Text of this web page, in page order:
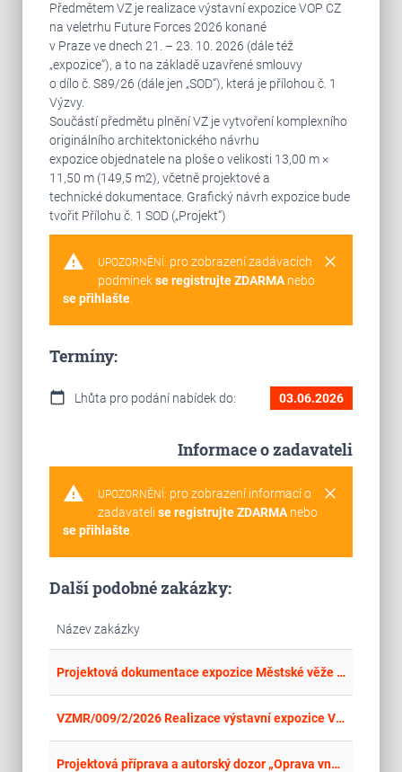
Předmětem VZ je realizace výstavní expozice VOP CZ
na veletrhu Future Forces 2026 konané
v Praze ve dnech 21. – 23. 10. 2026 (dále též
„expozice“), a to na základě uzavřené smlouvy
o dílo č. S89/26 (dále jen „SOD“), která je přílohou č. 1
Výzvy.
Součástí předmětu plnění VZ je vytvoření komplexního
originálního architektonického návrhu
expozice objednatele na ploše o velikosti 13,00 m ×
11,50 m (149,5 m2), včetně projektové a
technické dokumentace. Grafický návrh expozice bude
tvořit Přílohu č. 1 SOD („Projekt“)
warning clear
UPOZORNĚNÍ: pro zobrazení zadávacích
podmínekse registrujte ZDARMAnebo
se přihlašte.
Termíny:
calendar_today Lhůta pro podání nabídek do: 03.06.2026
Informace o zadavateli
warning clear
UPOZORNĚNÍ: pro zobrazení informací o
zadavateli se registrujte ZDARMAnebo
se přihlašte.
Další podobné zakázky:
Název zakázky
Projektová dokumentace expozice Městské věže Chomutov
VZMR/009/2/2026 Realizace výstavní expozice VOP CZ na veletrhu Future Forces 2026 v Praze
Projektová příprava a autorský dozor „Oprava vnějších plášťů tribuny stadionu E. Zátopka, V Průhonech 685, Chrudim